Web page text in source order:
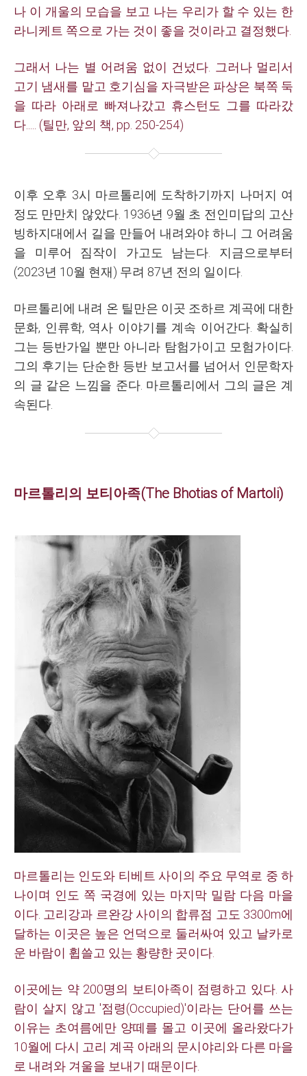
나 이 개울의 모습을 보고 나는 우리가 할 수 있는 한
라니케트 쪽으로 가는 것이 좋을 것이라고 결정했다.
그래서 나는 별 어려움 없이 건넜다. 그러나 멀리서
고기 냄새를 맡고 호기심을 자극받은 파상은 북쪽 둑
을 따라 아래로 빠져나갔고 휴스턴도 그를 따라갔
다..... (틸만, 앞의 책, pp. 250-254)
이후 오후 3시 마르톨리에 도착하기까지 나머지 여
정도 만만치 않았다. 1936년 9월 초 전인미답의 고산
빙하지대에서 길을 만들어 내려와야 하니 그 어려움
을 미루어 짐작이 가고도 남는다. 지금으로부터
(2023년 10월 현재) 무려 87년 전의 일이다.
마르톨리에 내려 온 틸만은 이곳 조하르 계곡에 대한
문화, 인류학, 역사 이야기를 계속 이어간다. 확실히
그는 등반가일 뿐만 아니라 탐험가이고 모험가이다.
그의 후기는 단순한 등반 보고서를 넘어서 인문학자
의 글 같은 느낌을 준다. 마르톨리에서 그의 글은 계
속된다.
마르톨리의 보티아족(The Bhotias of Martoli)
마르톨리는 인도와 티베트 사이의 주요 무역로 중 하
나이며 인도 쪽 국경에 있는 마지막 밀람 다음 마을
이다. 고리강과 르완강 사이의 합류점 고도 3300m에
달하는 이곳은 높은 언덕으로 둘러싸여 있고 날카로
운 바람이 휩쓸고 있는 황량한 곳이다.
이곳에는 약 200명의 보티아족이 점령하고 있다. 사
람이 살지 않고 '점령(Occupied)'이라는 단어를 쓰는
이유는 초여름에만 양떼를 몰고 이곳에 올라왔다가
10월에 다시 고리 계곡 아래의 문시야리와 다른 마을
로 내려와 겨울을 보내기 때문이다.